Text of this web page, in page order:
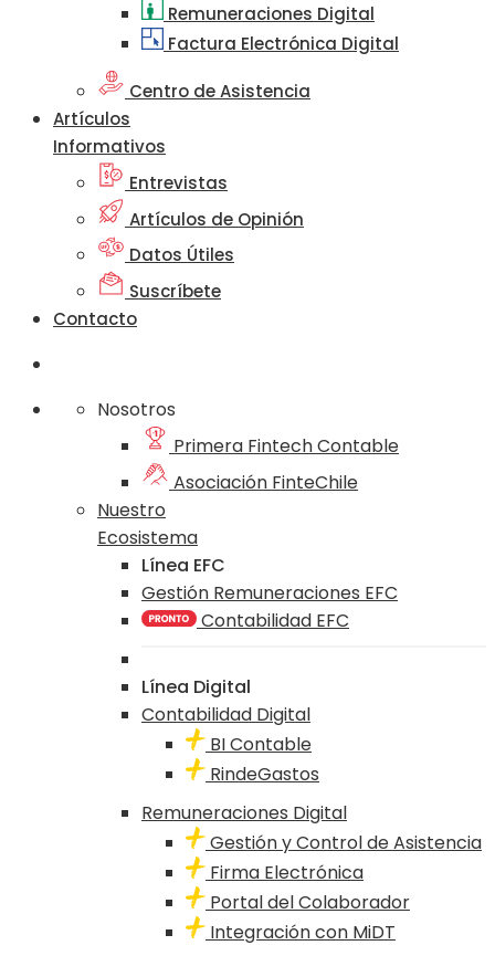
Remuneraciones Digital
Factura Electrónica Digital
Centro de Asistencia
Artículos
Informativos
Entrevistas
Artículos de Opinión
Datos Útiles
Suscríbete
Contacto
Nosotros
Primera Fintech Contable
Asociación FinteChile
Nuestro
Ecosistema
Línea EFC
Gestión Remuneraciones EFC
Contabilidad EFC
Línea Digital
Contabilidad Digital
BI Contable
RindeGastos
Remuneraciones Digital
Gestión y Control de Asistencia
Firma Electrónica
Portal del Colaborador
Integración con MiDT